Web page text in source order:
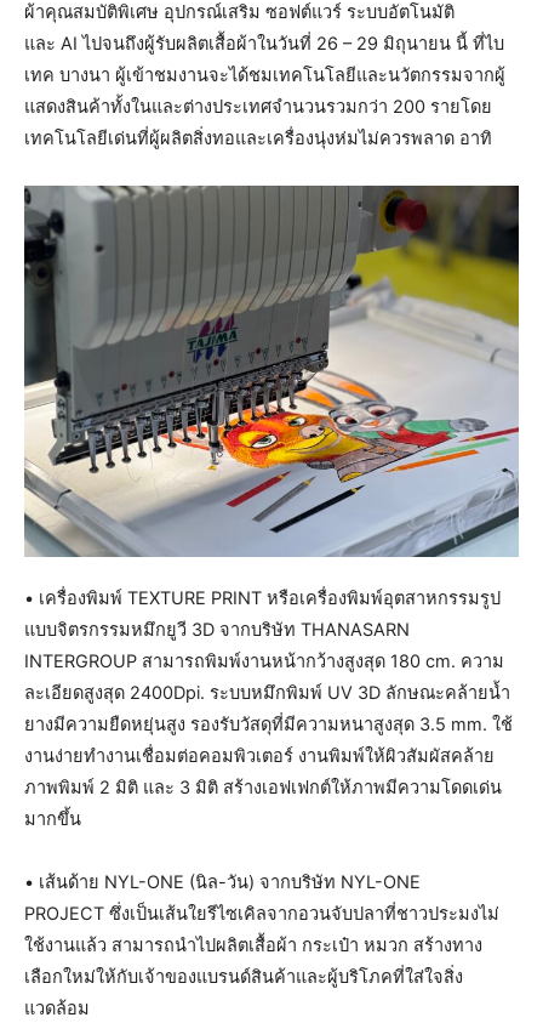
ผ้าคุณสมบัติพิเศษ อุปกรณ์เสริม ซอฟต์แวร์ ระบบอัตโนมัติ
และ AI ไปจนถึงผู้รับผลิตเสื้อผ้าในวันที่ 26 – 29 มิถุนายน นี้ ที่ไบ
เทค บางนา ผู้เข้าชมงานจะได้ชมเทคโนโลยีและนวัตกรรมจากผู้
แสดงสินค้าทั้งในและต่างประเทศจำนวนรวมกว่า 200 รายโดย
เทคโนโลยีเด่นที่ผู้ผลิตสิ่งทอและเครื่องนุ่งห่มไม่ควรพลาด อาทิ
• เครื่องพิมพ์ TEXTURE PRINT หรือเครื่องพิมพ์อุตสาหกรรมรูป
แบบจิตรกรรมหมึกยูวี 3D จากบริษัท THANASARN
INTERGROUP สามารถพิมพ์งานหน้ากว้างสูงสุด 180 cm. ความ
ละเอียดสูงสุด 2400Dpi. ระบบหมึกพิมพ์ UV 3D ลักษณะคล้ายน้ำ
ยางมีความยืดหยุ่นสูง รองรับวัสดุที่มีความหนาสูงสุด 3.5 mm. ใช้
งานง่ายทำงานเชื่อมต่อคอมพิวเตอร์ งานพิมพ์ให้ผิวสัมผัสคล้าย
ภาพพิมพ์ 2 มิติ และ 3 มิติ สร้างเอฟเฟกต์ให้ภาพมีความโดดเด่น
มากขึ้น
• เส้นด้าย NYL-ONE (นิล-วัน) จากบริษัท NYL-ONE
PROJECT ซึ่งเป็นเส้นใยรีไซเคิลจากอวนจับปลาที่ชาวประมงไม่
ใช้งานแล้ว สามารถนำไปผลิตเสื้อผ้า กระเป๋า หมวก สร้างทาง
เลือกใหม่ให้กับเจ้าของแบรนด์สินค้าและผู้บริโภคที่ใส่ใจสิ่ง
แวดล้อม